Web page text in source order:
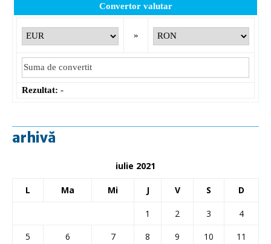
Convertor valutar
»
Rezultat: -
arhivă
iulie 2021
L Ma Mi J V S D
1 2 3
4
5
6 7 8 9 10
11